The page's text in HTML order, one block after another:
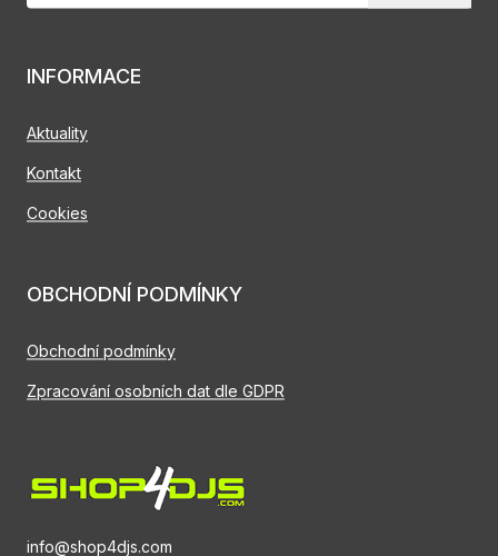
info@shop4djs.com
INFORMACE
Aktuality
Kontakt
Cookies
OBCHODNÍ PODMÍNKY
Obchodní podmínky
Zpracování osobních dat dle GDPR